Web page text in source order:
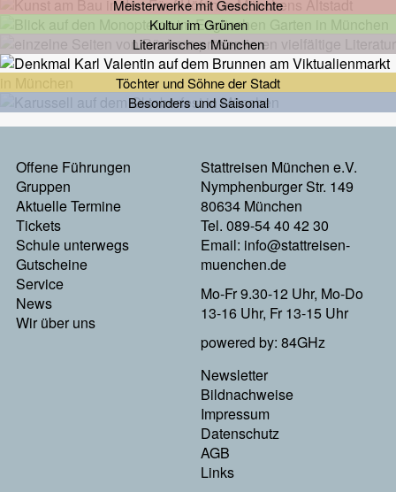
Meisterwerke mit Geschichte
Kultur im Grünen
Literarisches München
Töchter und Söhne der Stadt
Besonders und Saisonal
Footermenu
Links
Offene Führungen
Gruppen
Aktuelle Termine
Tickets
Schule unterwegs
Gutscheine
Service
News
Wir über uns
Stattreisen München e.V.
Nymphenburger Str. 149
80634 München
Tel. 089-54 40 42 30
Email: info@stattreisen-
muenchen.de
Mo-Fr 9.30-12 Uhr, Mo-Do
13-16 Uhr, Fr 13-15 Uhr
powered by: 84GHz
Footer
Menu
Rechts
Newsletter
Bildnachweise
Impressum
Datenschutz
AGB
Links